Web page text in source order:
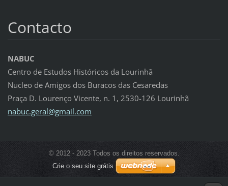
Contacto
NABUC
Centro de Estudos Históricos da Lourinhã
Nucleo de Amigos dos Buracos das Cesaredas
Praça D. Lourenço Vicente, n. 1, 2530-126 Lourinhã
nabuc.geral@gmail.com
© 2012 - 2023 Todos os direitos reservados.
Crie o seu site grátis